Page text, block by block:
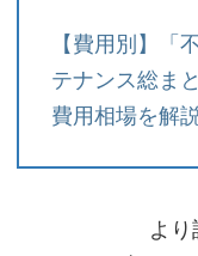
【費用別】「
テナンス総ま
費用相場を解
よ